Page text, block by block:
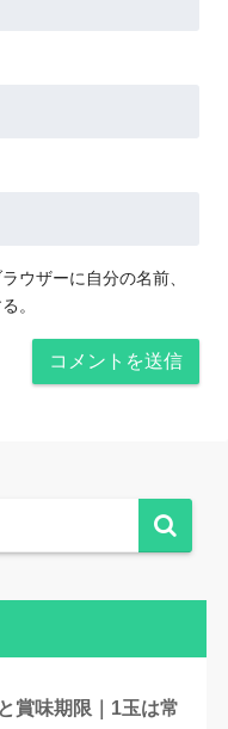
ウザーに自分の名前、
。
賞味期限｜1玉は常